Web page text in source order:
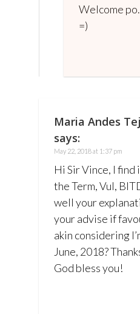
Welcome
=)
Maria Andes
says:
May 22, 2018 at 1:37 pm
Hi Sir Vince, I
the Term, Vul,
well your
your advise if
akin considering
June, 2018?
God bless you!